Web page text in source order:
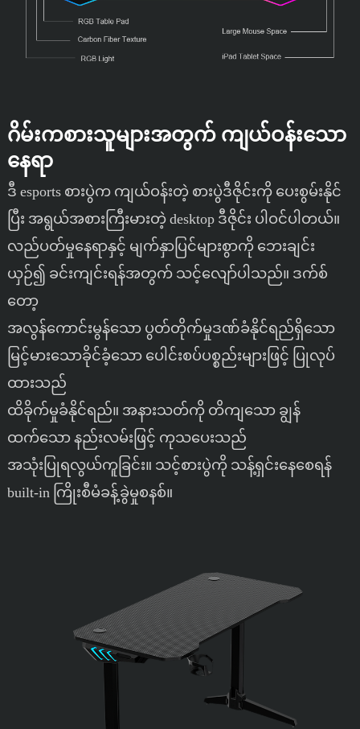
ဂိမ်းကစားသူများအတွက် ကျယ်ဝန်းသော
နေရာ
ဒီ esports စားပွဲက ကျယ်ဝန်းတဲ့ စားပွဲဒီဇိုင်းကို ပေးစွမ်းနိုင်
ပြီး အရွယ်အစားကြီးမားတဲ့ desktop ဒီဇိုင်း ပါဝင်ပါတယ်။
လည်ပတ်မှုနေရာနှင့် မျက်နှာပြင်များစွာကို ဘေးချင်း
ယှဉ်၍ ခင်းကျင်းရန်အတွက် သင့်လျော်ပါသည်။ ဒက်စ်
တော့
အလွန်ကောင်းမွန်သော ပွတ်တိုက်မှုဒဏ်ခံနိုင်ရည်ရှိသော
မြင့်မားသောခိုင်ခံ့သော ပေါင်းစပ်ပစ္စည်းများဖြင့် ပြုလုပ်
ထားသည်
ထိခိုက်မှုခံနိုင်ရည်။ အနားသတ်ကို တိကျသော ချွန်
ထက်သော နည်းလမ်းဖြင့် ကုသပေးသည်
အသုံးပြုရလွယ်ကူခြင်း။ သင့်စားပွဲကို သန့်ရှင်းနေစေရန်
built-in ကြိုးစီမံခန့်ခွဲမှုစနစ်။